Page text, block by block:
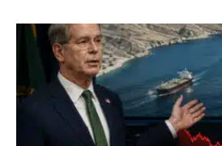
Pétrole : le Brent passe sous 80